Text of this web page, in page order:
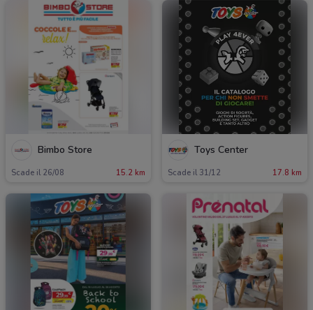
Bimbo Store
Scade il 26/08 15.2 km
Toys Center
Scade il 31/12 17.8 km